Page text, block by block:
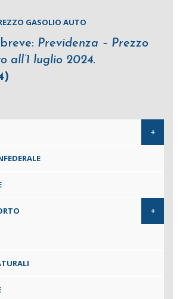
GASOLIO AUTO
Previdenza – Prezzo
all’1 luglio 2024.
+
+